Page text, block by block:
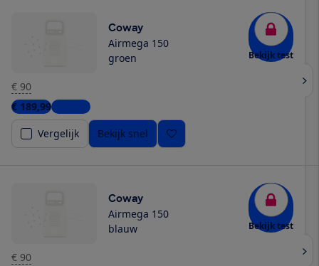
Coway
Airmega 150
groen
Bekijk test
€ 90
€ 189,991 winkel
Vergelijk
Bekijk snel
Coway
Airmega 150
blauw
Bekijk test
€ 90